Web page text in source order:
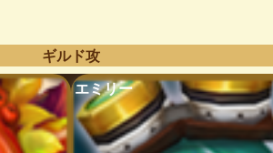
ギルド攻
エミリー